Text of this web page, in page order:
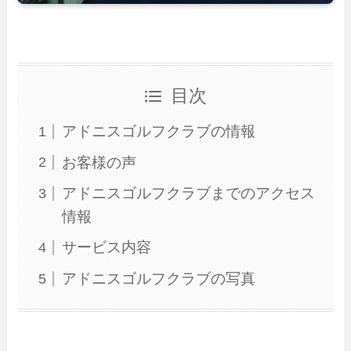
目次
アドニスゴルフクラブの情報
お客様の声
アドニスゴルフクラブまでのアクセス
情報
サービス内容
アドニスゴルフクラブの写真